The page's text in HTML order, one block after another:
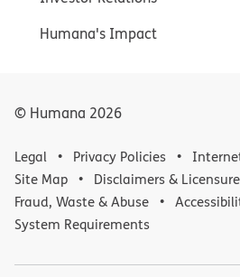
Humana's Impact
© Humana 2026
Legal Privacy Policies
Site Map
Disclaimers & Licensure
Fraud, Waste & Abuse
System Requirements